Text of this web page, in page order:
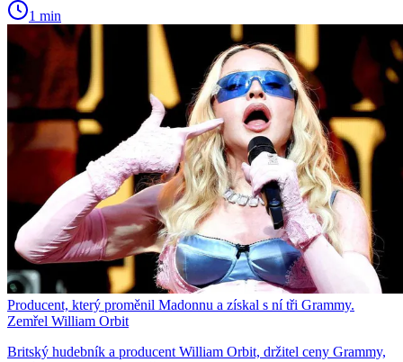
1 min
Producent, který proměnil Madonnu a získal s ní tři Grammy.
Zemřel William Orbit
Britský hudebník a producent William Orbit, držitel ceny Grammy,